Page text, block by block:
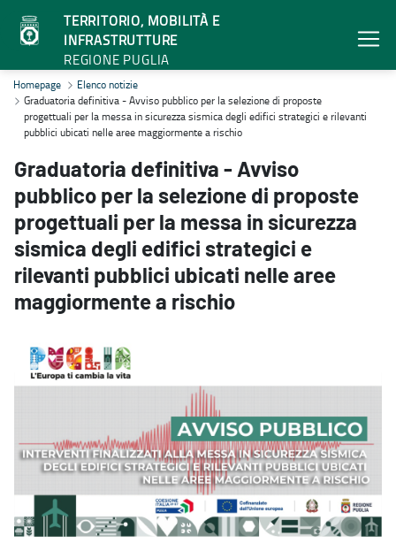
TERRITORIO, MOBILITÀ E
INFRASTRUTTURE
REGIONE PUGLIA
Graduatoria definitiva - Avviso pubblico per la selezione di
Homepage
Elenco notizie
Graduatoria definitiva - Avviso pubblico per la selezione di proposte
progettuali per la messa in sicurezza sismica degli edifici strategici e rilevanti
pubblici ubicati nelle aree maggiormente a rischio
Graduatoria definitiva - Avviso
pubblico per la selezione di proposte
progettuali per la messa in sicurezza
sismica degli edifici strategici e
rilevanti pubblici ubicati nelle aree
maggiormente a rischio